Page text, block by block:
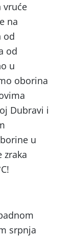
vruće
na
od
od
u
oborina
Dubravi i
u
zraka
srpnja